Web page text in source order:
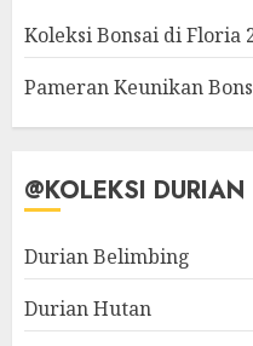
Koleksi Bonsai di Floria
Pameran Keunikan
@KOLEKSI DURIAN
Durian Belimbing
Durian Hutan